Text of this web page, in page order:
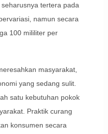
tertera pada
namun secara
100 mililiter per
masyarakat,
yang sedang sulit.
satu kebutuhan pokok
Praktik curang
konsumen secara